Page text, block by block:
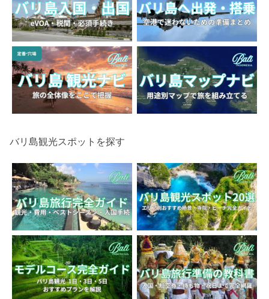
バリ島観光スポットを探す